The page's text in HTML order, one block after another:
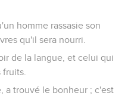
homme rassasie son
qu'il sera nourri.
de la langue, et celui qui
a trouvé le bonheur ; c'est